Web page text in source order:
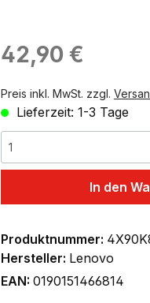
Regulärer Preis:
42,90 €
Preis inkl. MwSt. zzgl.
Lieferzeit: 1-3 Tage
In den
Produktnummer:
Hersteller: Lenovo
EAN: 0190151466814